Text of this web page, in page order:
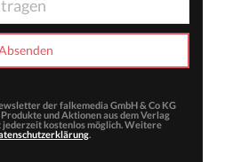
der falkemedia GmbH & Co KG
und Aktionen aus dem Verlag
kostenlos möglich. Weitere
.